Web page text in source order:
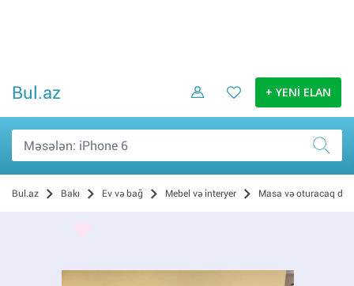
Bul.az + YENİ ELAN
Bul.az Bakı Ev və bağ Mebel və interyer Masa və oturacaq